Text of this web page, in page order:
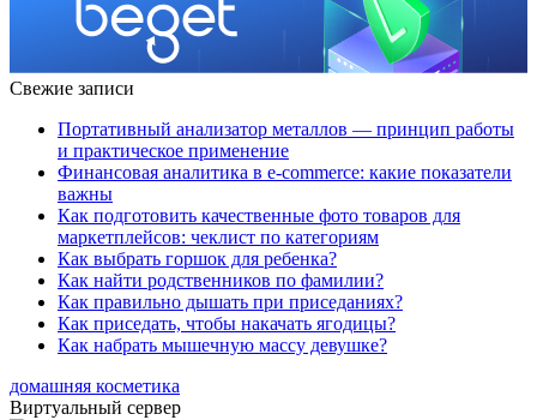
Свежие записи
Портативный анализатор металлов — принцип работы
и практическое применение
Финансовая аналитика в e-commerce: какие показатели
важны
Как подготовить качественные фото товаров для
маркетплейсов: чеклист по категориям
Как выбрать горшок для ребенка?
Как найти родственников по фамилии?
Как правильно дышать при приседаниях?
Как приседать, чтобы накачать ягодицы?
Как набрать мышечную массу девушке?
домашняя косметика
Виртуальный сервер